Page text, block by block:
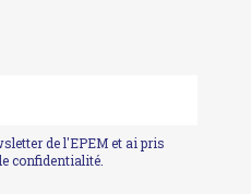
de l'EPEM et ai pris
confidentialité